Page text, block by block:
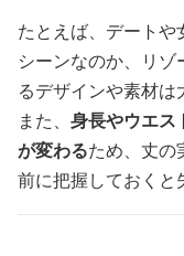
たとえば、デート
シーンなのか、リ
るデザインや素材は
また、 身長やウエス
が変わるため、丈の
前に把握しておくと